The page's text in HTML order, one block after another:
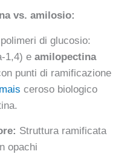
vs. amilosio:
di glucosio:
1,4) e amilopectina
punti di ramificazione
ceroso biologico
Struttura ramificata
opachi